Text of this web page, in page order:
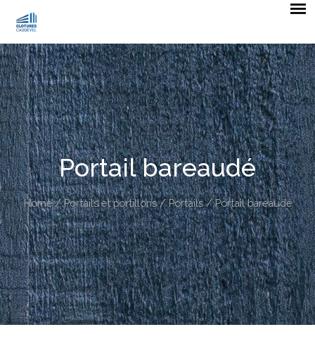
Portail bareaudé
Home/Portails et portillons/Portails/ Portail bareaudé